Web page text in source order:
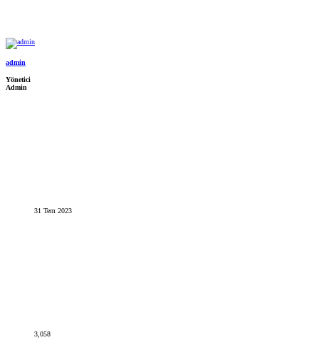
admin
Yönetici
Admin
31 Tem 2023
3,058